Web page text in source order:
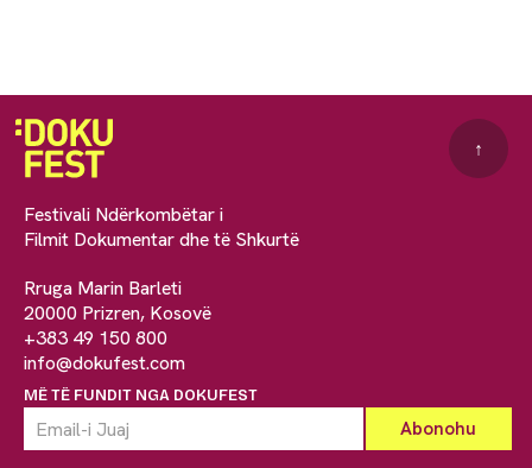
Festivali Ndërkombëtar i
Filmit Dokumentar dhe të Shkurtë
Rruga Marin Barleti
20000 Prizren, Kosovë
+383 49 150 800
info@dokufest.com
MË TË FUNDIT NGA DOKUFEST
↑